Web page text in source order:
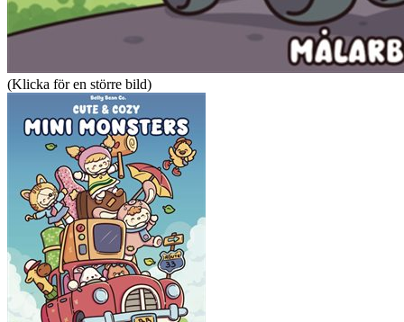
(Klicka för en större bild)